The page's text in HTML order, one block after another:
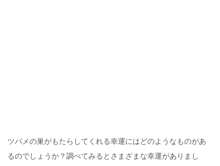
ツバメの巣がもたらしてくれる幸運にはどのようなものがあ
るのでしょうか？調べてみるとさまざまな幸運がありまし